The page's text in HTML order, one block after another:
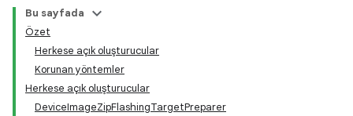
Bu sayfada
Özet
Herkese açık oluşturucular
Korunan yöntemler
Herkese açık oluşturucular
DeviceImageZipFlashingTargetPreparer